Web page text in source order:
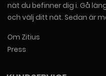
nät du befinner dig i. Gå
och välj ditt nät. Sedan är
Om Zitius
Press